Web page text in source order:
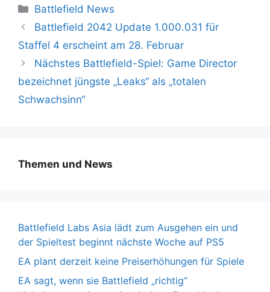
Kategorien
Battlefield News
Battlefield 2042 Update 1.000.031 für
Staffel 4 erscheint am 28. Februar
Nächstes Battlefield-Spiel: Game Director
bezeichnet jüngste „Leaks“ als „totalen
Schwachsinn“
Themen und News
Battlefield Labs Asia lädt zum Ausgehen ein und
der Spieltest beginnt nächste Woche auf PS5
EA plant derzeit keine Preiserhöhungen für Spiele
EA sagt, wenn sie Battlefield „richtig“